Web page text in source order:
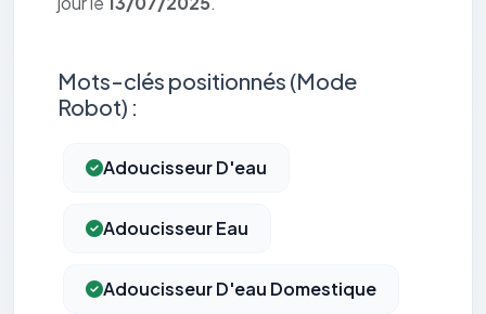
Mots-clés positionnés (Mode
Robot) :
Adoucisseur D'eau
Adoucisseur Eau
Adoucisseur D'eau Domestique